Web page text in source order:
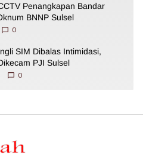
Penangkapan Bandar
BNNP Sulsel
0
SIM Dibalas Intimidasi,
PJI Sulsel
0